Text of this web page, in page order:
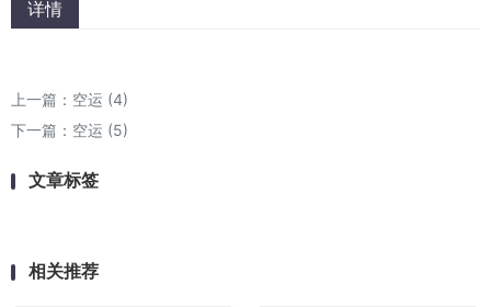
详情
上一篇： 空运 (4)
下一篇： 空运 (5)
文章标签
相关推荐